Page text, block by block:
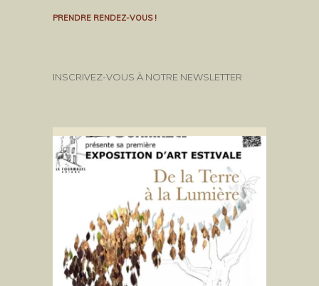
PRENDRE RENDEZ-VOUS !
INSCRIVEZ-VOUS À NOTRE NEWSLETTER